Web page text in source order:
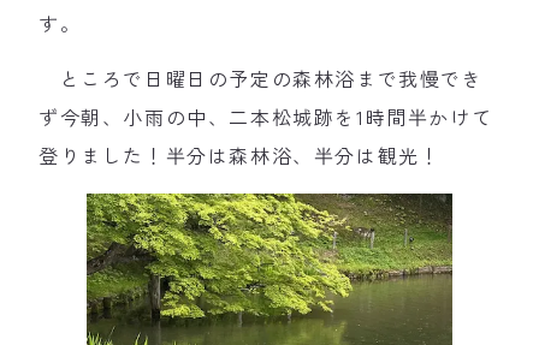
す。
ところで日曜日の予定の森林浴まで我慢でき
ず今朝、小雨の中、二本松城跡を1時間半かけて
登りました！半分は森林浴、半分は観光！